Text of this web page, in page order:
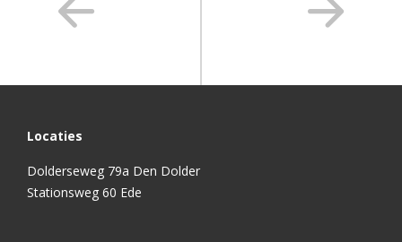
Locaties
Dolderseweg 79a Den Dolder
Stationsweg 60 Ede